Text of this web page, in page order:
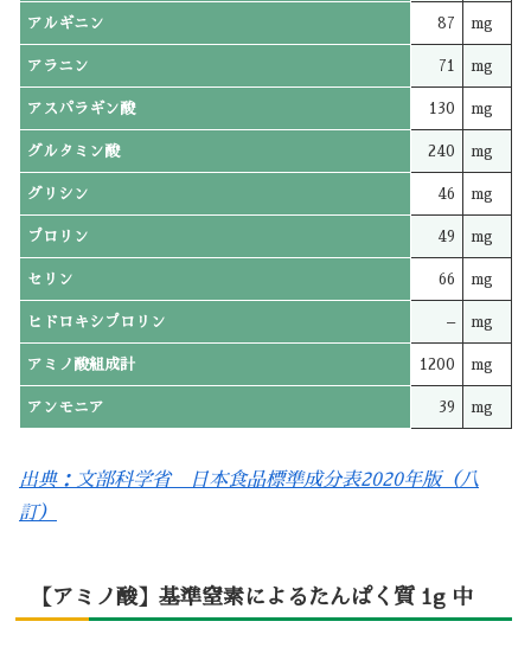
アルギニン 87 mg
アラニン 71 mg
アスパラギン酸 130 mg
グルタミン酸 240 mg
グリシン 46 mg
プロリン 49 mg
セリン 66 mg
ヒドロキシプロリン – mg
アミノ酸組成計 1200 mg
アンモニア 39 mg
出典：文部科学省 日本食品標準成分表2020年版（八
訂）
【アミノ酸】基準窒素によるたんぱく質 1g 中